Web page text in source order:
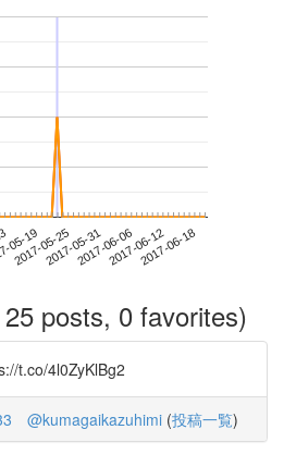
05-19
2017-05-252017-05-312017-06-062017-06-122017-06-18
posts, 0 favorites)
t.co/4l0ZyKlBg2
@kumagaikazuhimi (投稿一覧)